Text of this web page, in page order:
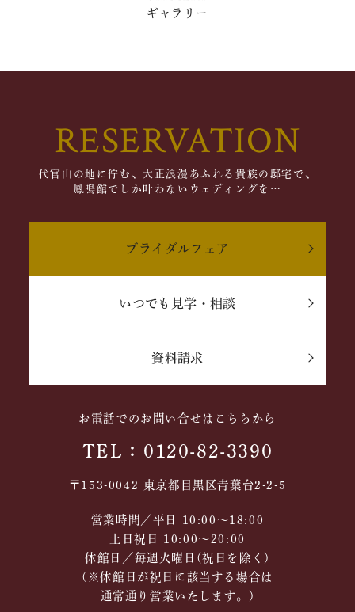
ギャラリー
RESERVATION
代官山の地に佇む、大正浪漫あふれる貴族の邸宅で、
鳳鳴館でしか叶わないウェディングを…
ブライダルフェア
いつでも見学・相談
資料請求
お電話でのお問い合せはこちらから
TEL：0120-82-3390
〒153-0042 東京都目黒区青葉台2-2-5
営業時間／平日 10:00～18:00
土日祝日 10:00〜20:00
休館日／毎週火曜日(祝日を除く)
(※休館日が祝日に該当する場合は
通常通り営業いたします。)